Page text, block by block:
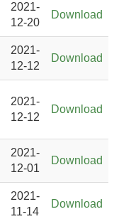
2021-
12-20
Download
2021-
12-12
Download
2021-
12-12
Download
2021-
12-01
Download
2021-
11-14
Download